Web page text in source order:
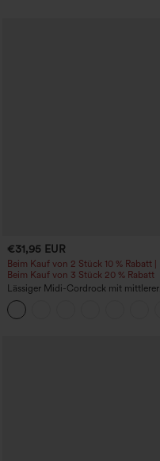
€31,95 EUR
Beim Kauf von 2 Stück 10 % Rabatt |
Beim Kauf von 3 Stück 20 % Rabatt
Lässiger Midi-Cordrock mit mittlerer
Bundhöhe und vorderseitiger
Klapptasche